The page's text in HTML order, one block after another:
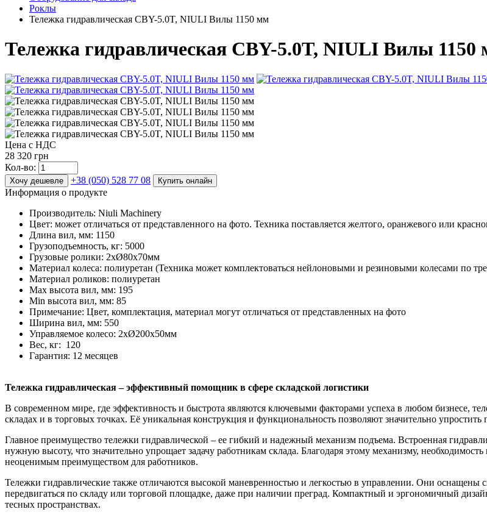
Роклы
Тележка гидравлическая CBY-5.0T, NIULI Вилы 1150 мм
Тележка гидравлическая CBY-5.0T, NIULI Вилы 1150
Цена с НДС
28 320 грн
Кол-во:
Хочу дешевле +38 (050) 528 77 08 Купить онлайн
Информация о продукте
Производитель: Niuli Machinery
Цвет: может отличаться от представленного на фото. Техника поставляется желтого, оранжевого или
Длина вил, мм: 1150
Грузоподъемность, кг: 5000
Грузовые ролики: 2хØ80x70мм
Материал колеса: полиуретан (Техника может комплектоваться нейлоновыми и резиновыми колесами по
Материал роликов: полиуретан
Мax высота вил, мм: 195
Мin высота вил, мм: 85
Примечание: Цвет, комплектация, материал могут отличаться от представленных на фото
Ширина вил, мм: 550
Управляемое колесо: 2хØ200x50мм
Вес, кг: 120
Гарантия: 12 месяцев
Тележка гидравлическая – эффективный помощник в сфере складской логистики
В современном мире, где эффективность и быстрота являются ключевыми факторами успеха в любом бизнесе,
складах и в торговых точках. Её уникальная конструкция и функциональность позволяют значительно
Главное преимущество тележки гидравлической – ее гибкий и надежный механизм подъема. Встроенная
нужную высоту, что значительно упрощает задачу работникам склада. Благодаря этому механизму,
неоценимым преимуществом для работников.
Тележки гидравлические также отличаются высокой маневренностью и легкостью в управлении. Они
передвигаться по складу или торговой площадке, даже при наличии преград. Компактный и эргономичный
тесных пространствах.